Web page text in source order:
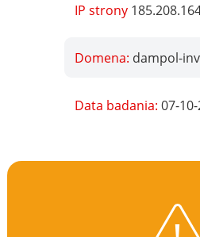
IP strony
Domena: dampol-
Data badania:07-